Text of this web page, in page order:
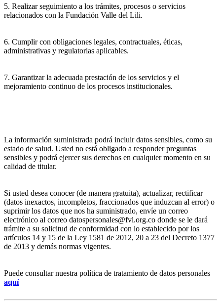
5. Realizar seguimiento a los trámites, procesos o servicios
relacionados con la Fundación Valle del Lili.
6. Cumplir con obligaciones legales, contractuales, éticas,
administrativas y regulatorias aplicables.
7. Garantizar la adecuada prestación de los servicios y el
mejoramiento continuo de los procesos institucionales.
La información suministrada podrá incluir datos sensibles, como su
estado de salud. Usted no está obligado a responder preguntas
sensibles y podrá ejercer sus derechos en cualquier momento en su
calidad de titular.
Si usted desea conocer (de manera gratuita), actualizar, rectificar
(datos inexactos, incompletos, fraccionados que induzcan al error) o
suprimir los datos que nos ha suministrado, envíe un correo
electrónico al correo datospersonales@fvl.org.co donde se le dará
trámite a su solicitud de conformidad con lo establecido por los
artículos 14 y 15 de la Ley 1581 de 2012, 20 a 23 del Decreto 1377
de 2013 y demás normas vigentes.
Puede consultar nuestra política de tratamiento de datos personales
aquí